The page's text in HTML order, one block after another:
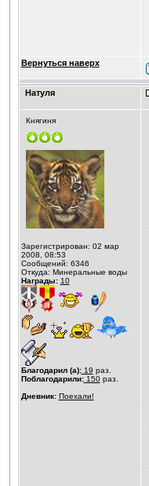
Вернуться наверх
Натуля
Княгиня
Зарегистрирован: 02 мар
2008, 08:53
Сообщений: 6346
Откуда: Минеральные воды
Награды: 10
Благодарил (а):19 раз.
Поблагодарили:150раз.
Дневник: Поехали!